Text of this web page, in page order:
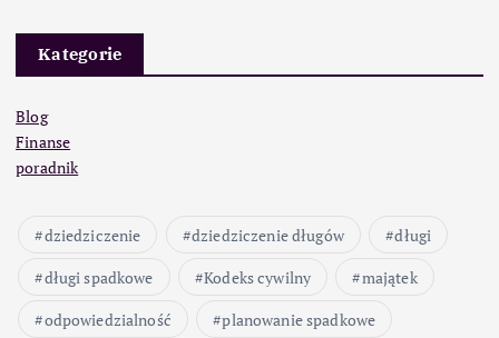
Kategorie
Blog
Finanse
poradnik
dziedziczenie dziedziczenie długów
długi
długi spadkowe
Kodeks cywilny
majątek
odpowiedzialność
planowanie spadkowe